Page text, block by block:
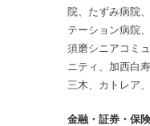
院、たずみ病院
テーション病院
須磨シニアコミ
ニティ、加西白
三木、カトレア
金融・証券・保